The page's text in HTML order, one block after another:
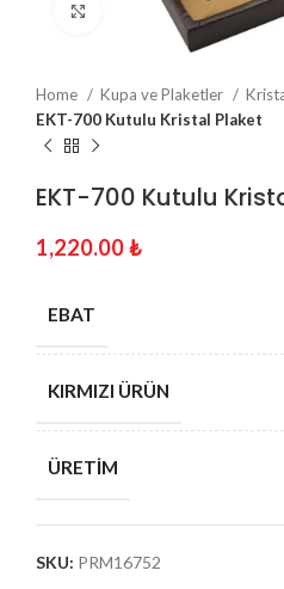
Click to enlarge
Home Kupa ve Plaketler
EKT-700 Kutulu Kristal Plaket
EKT-700 Kutulu
1,220.00₺
EBAT
KIRMIZI ÜRÜN
ÜRETIM
SKU: PRM16752